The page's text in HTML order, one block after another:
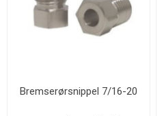
Bremserørsnippel 7/16-20